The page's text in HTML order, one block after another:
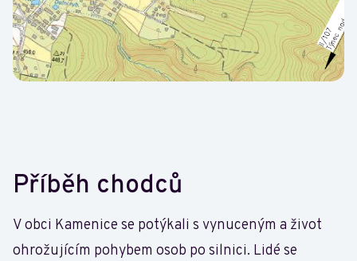
Příběh chodců
V obci Kamenice se potýkali s vynuceným a život
ohrožujícím pohybem osob po silnici. Lidé se